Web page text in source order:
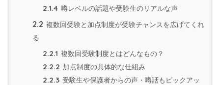
2.1.4 噂レベルの話題や受験生のリアルな声
2.2 複数回受験と加点制度が受験チャンスを広げてくれ
る
2.2.1 複数回受験制度とはどんなもの？
2.2.2 加点制度の具体的な仕組み
2.2.3 受験生や保護者からの声・噂話もピックアッ